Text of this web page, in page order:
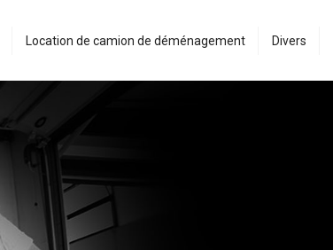
Location de camion de déménagement Divers